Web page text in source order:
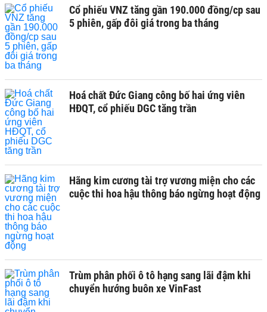
Cổ phiếu VNZ tăng gần 190.000 đồng/cp sau
5 phiên, gấp đôi giá trong ba tháng
Hoá chất Đức Giang công bố hai ứng viên
HĐQT, cổ phiếu DGC tăng trần
Hãng kim cương tài trợ vương miện cho các
cuộc thi hoa hậu thông báo ngừng hoạt động
Trùm phân phối ô tô hạng sang lãi đậm khi
chuyển hướng buôn xe VinFast